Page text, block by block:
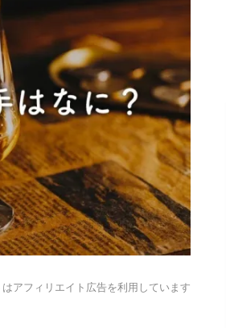
アフィリエイト広告を利用しています